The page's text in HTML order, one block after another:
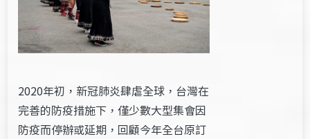
2020年初，新冠肺炎肆虐全球，台灣在
完善的防疫措施下，僅少數大型集會因
防疫而停辦或延期，回顧今年全台原訂